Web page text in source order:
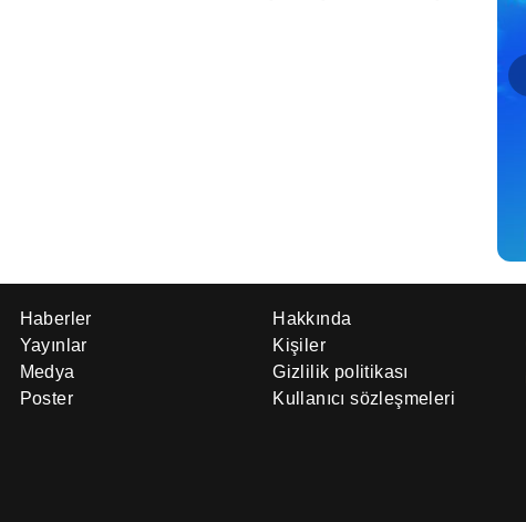
Haberler
Yayınlar
Medya
Poster
Hakkında
Kişiler
Gizlilik politikası
Kullanıcı sözleşmeleri